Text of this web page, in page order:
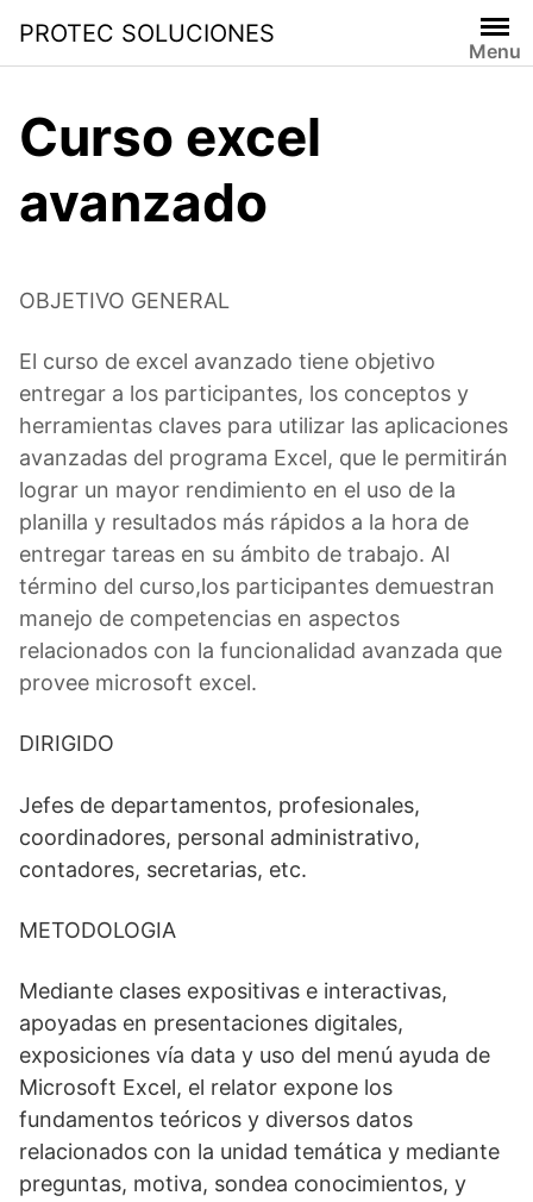
PROTEC SOLUCIONES
Menu
Curso excel
avanzado
OBJETIVO GENERAL
El curso de excel avanzado tiene objetivo
entregar a los participantes, los conceptos y
herramientas claves para utilizar las aplicaciones
avanzadas del programa Excel, que le permitirán
lograr un mayor rendimiento en el uso de la
planilla y resultados más rápidos a la hora de
entregar tareas en su ámbito de trabajo. Al
término del curso,los participantes demuestran
manejo de competencias en aspectos
relacionados con la funcionalidad avanzada que
provee microsoft excel.
DIRIGIDO
Jefes de departamentos, profesionales,
coordinadores, personal administrativo,
contadores, secretarias, etc.
METODOLOGIA
Mediante clases expositivas e interactivas,
apoyadas en presentaciones digitales,
exposiciones vía data y uso del menú ayuda de
Microsoft Excel, el relator expone los
fundamentos teóricos y diversos datos
relacionados con la unidad temática y mediante
preguntas, motiva, sondea conocimientos, y